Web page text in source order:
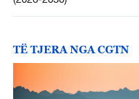
TË TJERA NGA CGTN